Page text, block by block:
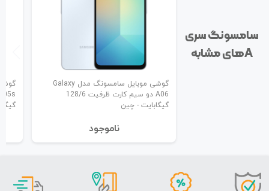
سامسونگ سری
A‌های مشابه
گوشی موبایل سامسونگ مدل Galaxy
A06 دو سیم کارت ظرفیت 128/6
گیگابایت - چین
نا‌موجود